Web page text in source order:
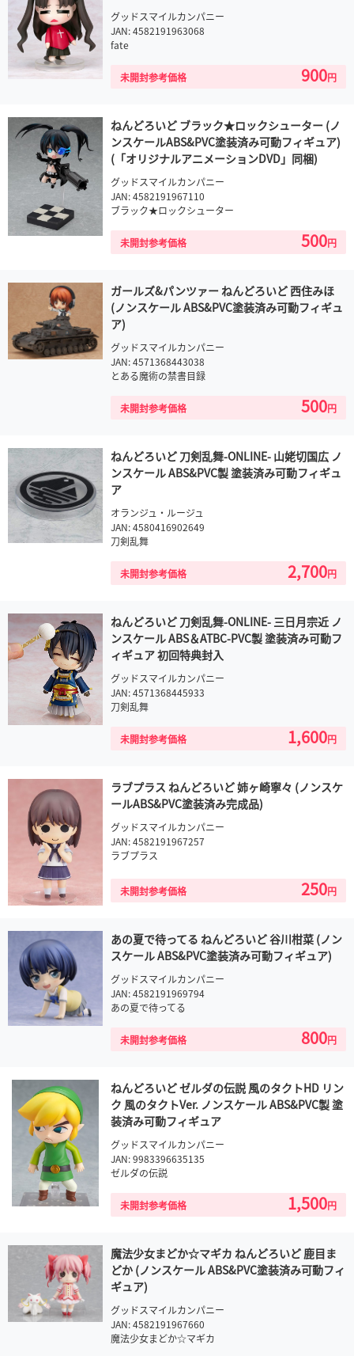
グッドスマイルカンパニー
JAN: 4582191963068
fate
未開封参考価格 900円
ねんどろいど ブラック★ロックシューター (ノ
ンスケールABS&PVC塗装済み可動フィギュア)
(「オリジナルアニメーションDVD」同梱)
グッドスマイルカンパニー
JAN: 4582191967110
ブラック★ロックシューター
未開封参考価格 500円
ガールズ&パンツァー ねんどろいど 西住みほ
(ノンスケール ABS&PVC塗装済み可動フィギュ
ア)
グッドスマイルカンパニー
JAN: 4571368443038
とある魔術の禁書目録
未開封参考価格 500円
ねんどろいど 刀剣乱舞-ONLINE- 山姥切国広 ノ
ンスケール ABS&PVC製 塗装済み可動フィギュ
ア
オランジュ・ルージュ
JAN: 4580416902649
刀剣乱舞
未開封参考価格 2,700円
ねんどろいど 刀剣乱舞-ONLINE- 三日月宗近 ノ
ンスケール ABS＆ATBC-PVC製 塗装済み可動フ
ィギュア 初回特典封入
グッドスマイルカンパニー
JAN: 4571368445933
刀剣乱舞
未開封参考価格 1,600円
ラブプラス ねんどろいど 姉ヶ崎寧々 (ノンスケ
ールABS&PVC塗装済み完成品)
グッドスマイルカンパニー
JAN: 4582191967257
ラブプラス
未開封参考価格 250円
あの夏で待ってる ねんどろいど 谷川柑菜 (ノン
スケール ABS&PVC塗装済み可動フィギュア)
グッドスマイルカンパニー
JAN: 4582191969794
あの夏で待ってる
未開封参考価格 800円
ねんどろいど ゼルダの伝説 風のタクトHD リン
ク 風のタクトVer. ノンスケール ABS&PVC製 塗
装済み可動フィギュア
グッドスマイルカンパニー
JAN: 9983396635135
ゼルダの伝説
未開封参考価格 1,500円
魔法少女まどか☆マギカ ねんどろいど 鹿目ま
どか (ノンスケール ABS&PVC塗装済み可動フィ
ギュア)
グッドスマイルカンパニー
JAN: 4582191967660
魔法少女まどか☆マギカ